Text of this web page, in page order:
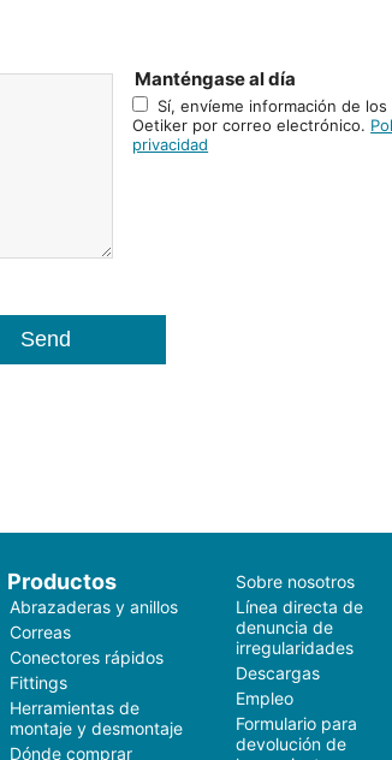
Manténgase al día
Sí, envíeme información de
Oetiker por correo electrónico.
privacidad
Productos
Abrazaderas y anillos
Correas
Conectores rápidos
Fittings
Herramientas de
montaje y desmontaje
Dónde comprar
Sobre nosotros
Línea directa de
denuncia de
irregularidades
Descargas
Empleo
Formulario para
devolución de